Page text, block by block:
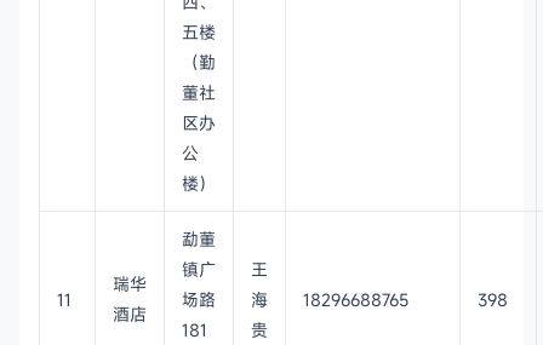
五楼
（勤
董社
区办
公
楼）
11
瑞华
酒店
勐董
镇广
场路
181
王
海
贵
18296688765 398